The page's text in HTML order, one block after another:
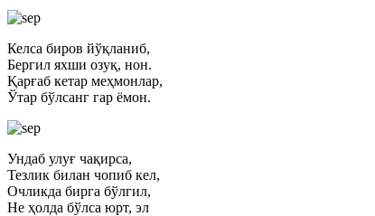
Келса биров йўқланиб,
Бергил яхши озуқ, нон.
Қарғаб кетар меҳмонлар,
Ўтар бўлсанг гар ёмон.
Ундаб улуғ чақирса,
Тезлик билан чопиб кел,
Очликда бирга бўлгил,
Не ҳолда бўлса юрт, эл